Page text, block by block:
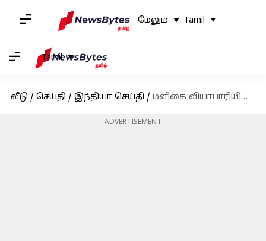
மேலும் Tamil
Tamil
வீடு / செய்தி / இந்தியா செய்தி / மளிகை வியாபாரியின் மகள் IAS தேர்வில் வெற்றி பெற்ற கதை
ADVERTISEMENT